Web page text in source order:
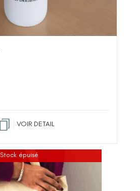
VOIR DETAIL
Stock épuisé